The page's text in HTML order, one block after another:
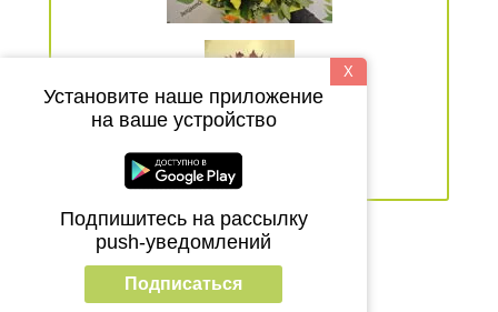
Выполнено доставок
8994
X
Установите наше приложение
на ваше устройство
Подпишитесь на рассылку
push-уведомлений
Подписаться